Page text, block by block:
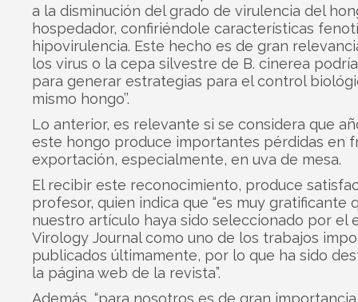
a la disminución del grado de virulencia del
hospedador, confiriéndole características
hipovirulencia. Este hecho es de gran
los virus o la cepa silvestre de B. cinerea
para generar estrategias para el control
mismo hongo’’.
Lo anterior, es relevante si se considera que
este hongo produce importantes pérdidas en
exportación, especialmente, en uva de mesa.
El recibir este reconocimiento, produce
profesor, quien indica que “es muy gratificante
nuestro artículo haya sido seleccionado por el
Virology Journal como uno de los trabajos
publicados últimamente, por lo que ha sido
la página web de la revista”.
Además, “para nosotros es de gran